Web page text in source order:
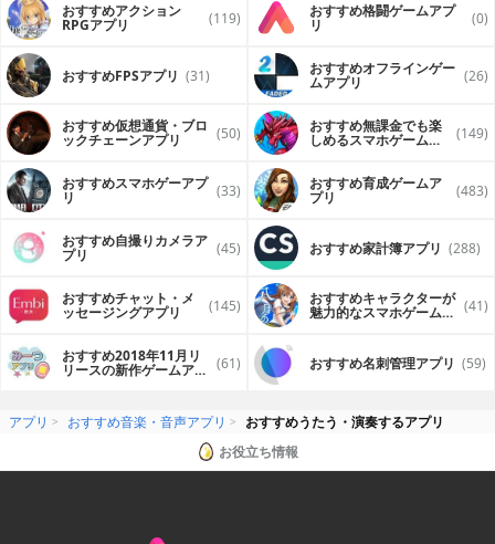
おすすめアクション
RPGアプリ (119) おすすめ格闘ゲームアプ
リ (0)
おすすめFPSアプリ (31) おすすめオフラインゲー
ムアプリ (26)
おすすめ仮想通貨・ブロ
ックチェーンアプリ (50) おすすめ無課金でも楽
しめるスマホゲームア (149)
おすすめスマホゲーアプ
リ (33) おすすめ育成ゲームア
プリ (483)
おすすめ自撮りカメラア
プリ (45) おすすめ家計簿アプリ (288)
おすすめチャット・メ
ッセージングアプリ (145) おすすめキャラクターが
魅力的なスマホゲームア (41)
おすすめ2018年11月リ
リースの新作ゲームアプ (61) おすすめ名刺管理アプリ (59)
アプリ おすすめ音楽・音声アプリ
おすすめうたう・演奏するアプリ
お役立ち情報